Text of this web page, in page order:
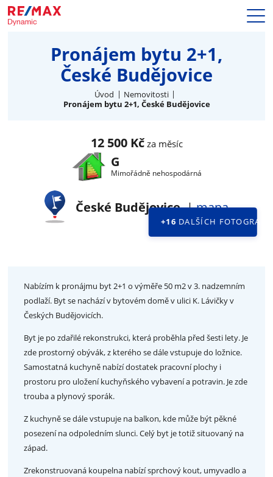
Naše služby
Nemovitosti
Blog
Hypotéky
Pronájem bytu 2+1,
České Budějovice
Úvod
Nemovitosti
Pronájem bytu 2+1, České Budějovice
12 500 Kčza měsíc
G
Mimořádně nehospodárná
České Budějovice|mapa
+16 DALŠÍCH FOTOGRAFII
Nabízím k pronájmu byt 2+1 o výměře 50 m2 v 3. nadzemním
podlaží. Byt se nachází v bytovém domě v ulici K. Lávičky v
Českých Budějovicích.
Byt je po zdařilé rekonstrukci, která proběhla před šesti lety. Je
zde prostorný obývák, z kterého se dále vstupuje do ložnice.
Samostatná kuchyně nabízí dostatek pracovní plochy i
prostoru pro uložení kuchyňského vybavení a potravin. Je zde
trouba a plynový sporák.
Z kuchyně se dále vstupuje na balkon, kde může být pěkné
posezení na odpoledním slunci. Celý byt je totiž situovaný na
západ.
Zrekonstruovaná koupelna nabízí sprchový kout, umyvadlo a